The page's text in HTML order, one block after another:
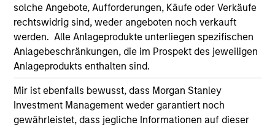
solche Angebote, Aufforderungen, Käufe oder Verkäufe
rechtswidrig sind, weder angeboten noch verkauft
werden. Alle Anlageprodukte unterliegen spezifischen
Anlagebeschränkungen, die im Prospekt des jeweiligen
Anlageprodukts enthalten sind.
Mir ist ebenfalls bewusst, dass Morgan Stanley
Investment Management weder garantiert noch
gewährleistet, dass jegliche Informationen auf dieser
Morgan Stanley
Morgan Stanley Careers